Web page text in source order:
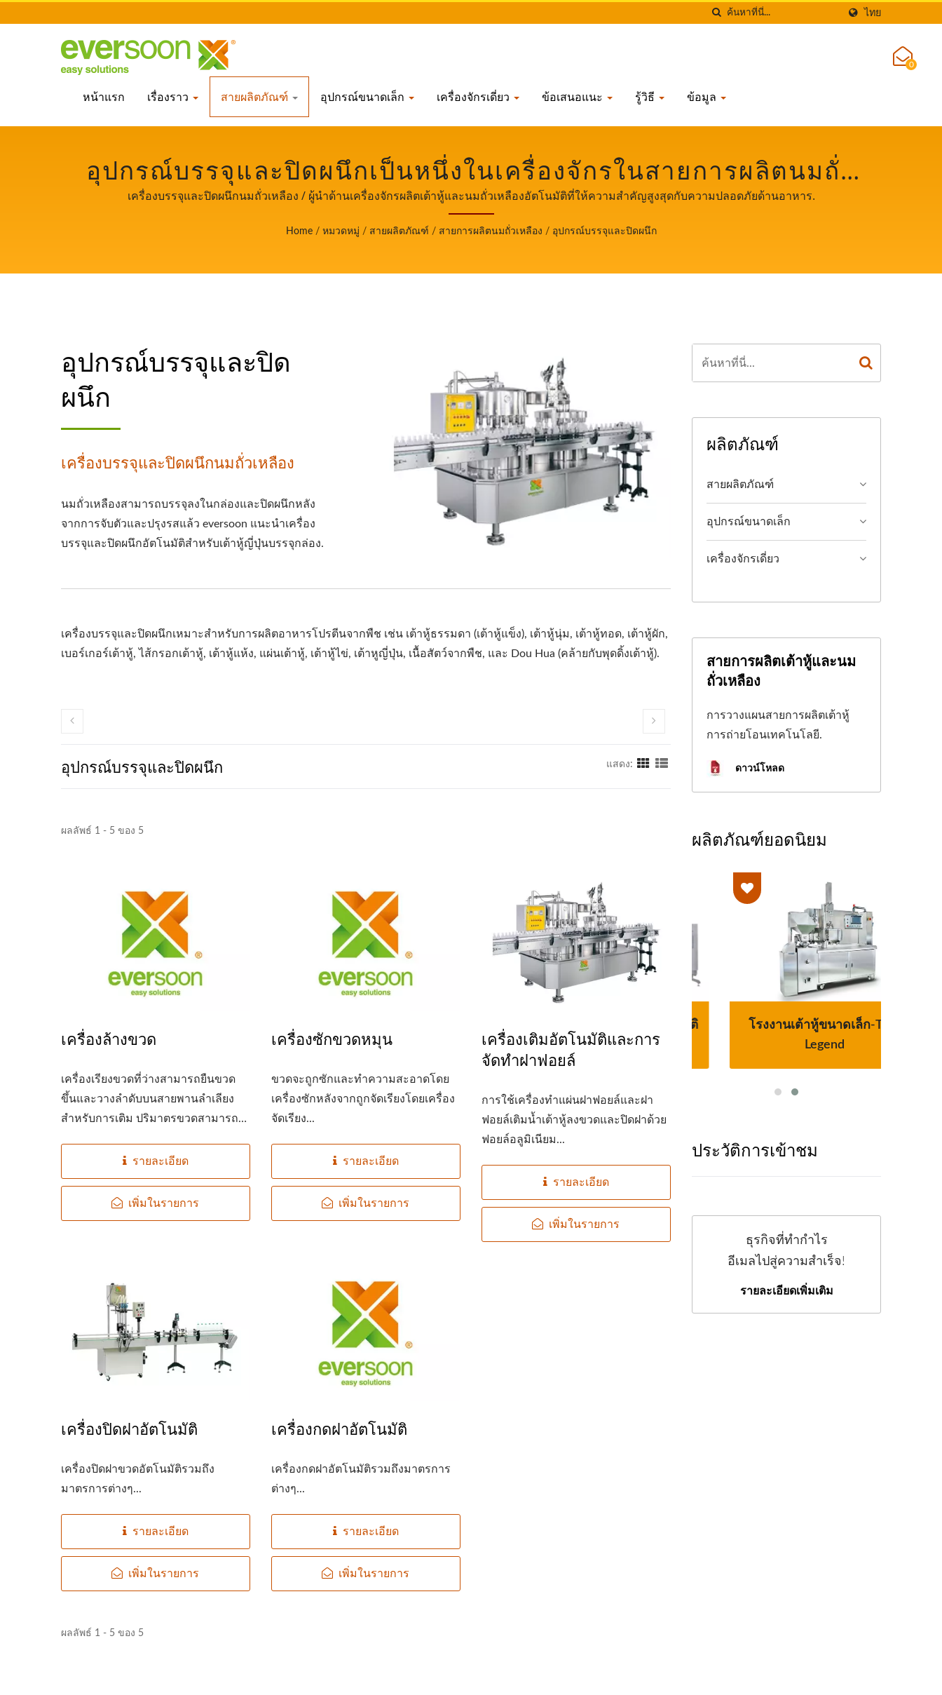
ไทย
หน้าแรก เรื่องราว สายผลิตภัณฑ์ อุปกรณ์ขนาดเล็ก เครื่องจักรเดี่ยว ข้อเสนอแนะ รู้วิธี ข้อมูล
0
อุปกรณ์บรรจุและปิดผนึกเป็นหนึ่งในเครื่องจักรในสายการผลิตนมถั่ว
เหลือง. / ผู้นำด้านเครื่องจักรผลิตเต้าหู้และนมถั่วเหลืองอัตโนมัติที่ให้
ความสำคัญสูงสุดกับความปลอดภัยด้านอาหาร.
เครื่องบรรจุและปิดผนึกนมถั่วเหลือง / ผู้นำด้านเครื่องจักรผลิตเต้าหู้และนมถั่วเหลืองอัตโนมัติที่ให้ความสำคัญสูงสุดกับความปลอดภัยด้านอาหาร.
Home / หมวดหมู่ / สายผลิตภัณฑ์ / สายการผลิตนมถั่วเหลือง / อุปกรณ์บรรจุและปิดผนึก
อุปกรณ์บรรจุและปิด
ผนึก
เครื่องบรรจุและปิดผนึกนมถั่วเหลือง
นมถั่วเหลืองสามารถบรรจุลงในกล่องและปิดผนึกหลัง
จากการจับตัวและปรุงรสแล้ว eversoon แนะนำเครื่อง
บรรจุและปิดผนึกอัตโนมัติสำหรับเต้าหู้ญี่ปุ่นบรรจุกล่อง.
เครื่องบรรจุและปิดผนึกเหมาะสำหรับการผลิตอาหารโปรตีนจากพืช เช่น เต้าหู้ธรรมดา (เต้าหู้แข็ง), เต้าหู้นุ่ม, เต้าหู้ทอด, เต้าหู้ผัก,
เบอร์เกอร์เต้าหู้, ไส้กรอกเต้าหู้, เต้าหู้แห้ง, แผ่นเต้าหู้, เต้าหู้ไข่, เต้าหูญี่ปุ่น, เนื้อสัตว์จากพืช, และ Dou Hua (คล้ายกับพุดดิ้งเต้าหู้).
อุปกรณ์บรรจุและปิดผนึก แสดง:
ผลลัพธ์ 1 - 5 ของ 5
เครื่องล้างขวด
เครื่องเรียงขวดที่ว่างสามารถยืนขวด
ขึ้นและวางลำดับบนสายพานลำเลียง
สำหรับการเติม ปริมาตรขวดสามารถ
รายละเอียด
เพิ่มในรายการ
เครื่องซักขวดหมุน
ขวดจะถูกซักและทำความสะอาดโดย
เครื่องซักหลังจากถูกจัดเรียงโดยเครื่อง
จัดเรียง...
รายละเอียด
เพิ่มในรายการ
เครื่องเติมอัตโนมัติและการ
จัดทำฝาฟอยล์
การใช้เครื่องทำแผ่นฝาฟอยล์และฝา
ฟอยล์เติมน้ำเต้าหู้ลงขวดและปิดฝาด้วย
ฟอยล์อลูมิเนียม...
รายละเอียด
เพิ่มในรายการ
เครื่องปิดฝาอัตโนมัติ
เครื่องปิดฝาขวดอัตโนมัติรวมถึง
มาตรการต่างๆ...
รายละเอียด
เพิ่มในรายการ
เครื่องกดฝาอัตโนมัติ
เครื่องกดฝาอัตโนมัติรวมถึงมาตรการ
ต่างๆ...
รายละเอียด
เพิ่มในรายการ
ผลลัพธ์ 1 - 5 ของ 5
ผลิตภัณฑ์
สายผลิตภัณฑ์
อุปกรณ์ขนาดเล็ก
เครื่องจักรเดี่ยว
สายการผลิตเต้าหู้และนม
ถั่วเหลือง
การวางแผนสายการผลิตเต้าหู้
การถ่ายโอนเทคโนโลยี.
ดาวน์โหลด
ผลิตภัณฑ์ยอดนิยม
220 กก. จากถั่วแห้ง
Legend
220 กก. จากถั่วแห้ง
โรงงานเต้าหู้ขนาดเล็ก-Tofu
ประวัติการเข้าชม
ธุรกิจที่ทำกำไร
อีเมลไปสู่ความสำเร็จ!
รายละเอียดเพิ่มเติม